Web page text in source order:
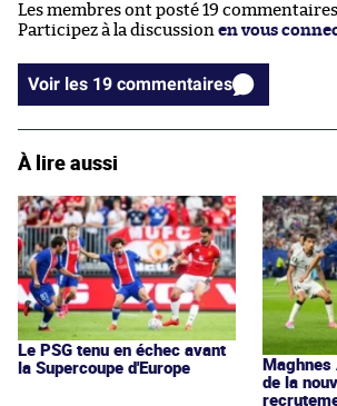
Les membres ont posté 19
Participez à la discussion en vous
Voir les 19 commentaires
À lire aussi
Le PSG tenu en échec avant
la Supercoupe d'Europe
de la